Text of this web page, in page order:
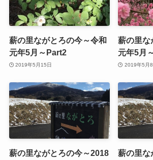
薪の里ながとろの今～令和
元年5月～Part2
2019年5月15日
薪の里な
元年5月
2019年5月8
薪の里ながとろの今～2018
薪の里な